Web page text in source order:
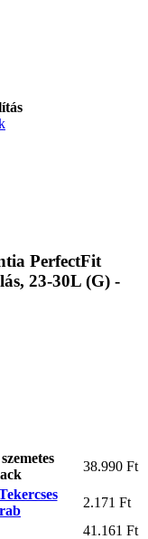
PerfectFit
23-30L (G) -
38.990 Ft
2.171 Ft
41.161 Ft